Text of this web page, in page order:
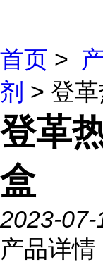
首页 >
剂 > 登
登革
盒
2023-07-
产品详情